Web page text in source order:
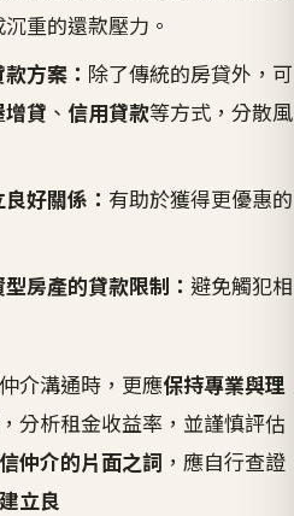
重的還款壓力。
方案： 除了傳統的房貸外，可
貸 、 信用貸款等方式，分散風
好關係： 有助於獲得更優惠的
房產的貸款限制： 避免觸犯相
介溝通時，更應保持專業與理
分析租金收益率，並謹慎評估
仲介的片面之詞 ，應自行查證
建立良